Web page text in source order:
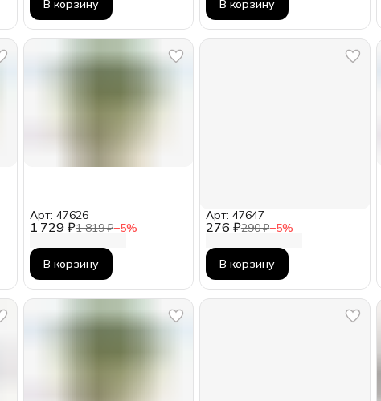
В корзину В корзину
1 729 ₽1 819 ₽−5%
Арт: 47626
В корзину
276 ₽290 ₽−5%
Арт: 47647
В корзину